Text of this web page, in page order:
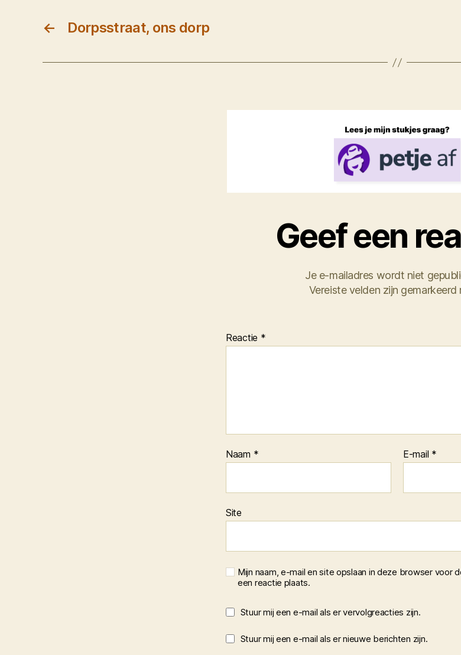
← Dorpsstraat, ons dorp
Geef een
Je e-mailadres wordt niet
Vereiste velden zijn gemarkeerd
Reactie *
Naam * E-mail *
Site
Mijn naam, e-mail en site opslaan in deze browser voor
een reactie plaats.
Stuur mij een e-mail als er vervolgreacties zijn.
Stuur mij een e-mail als er nieuwe berichten zijn.